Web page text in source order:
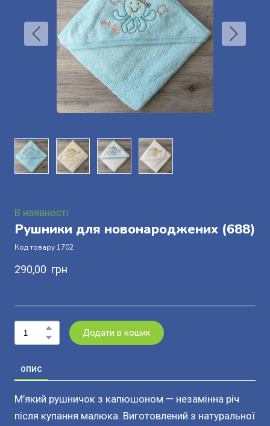
В наявності
Рушники для новонароджених (688)
Код товару 1702
290,00  грн
Додати в кошик
ОПИС
М’який рушничок з капюшоном — незамінна річ
після купання малюка. Виготовлений з натуральної